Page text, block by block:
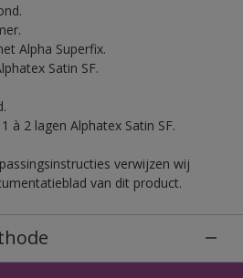
Alpha Superfix.
Satin SF.
à 2 lagen Alphatex Satin SF.
verwijzen wij
van dit product.